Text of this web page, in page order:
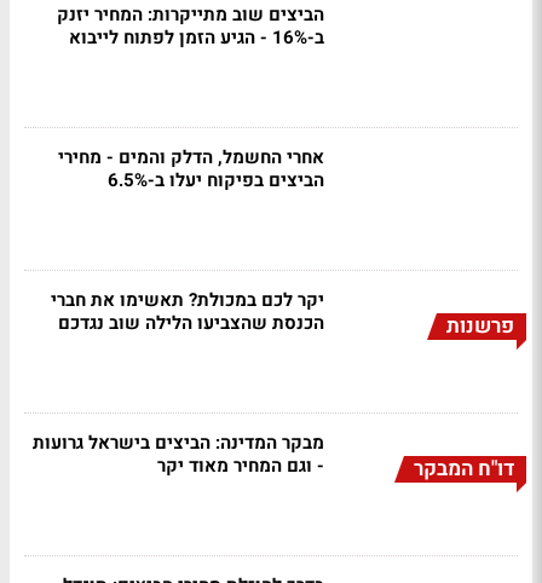
הביצים שוב מתייקרות: המחיר יזנק
ב-16% - הגיע הזמן לפתוח לייבוא
אחרי החשמל, הדלק והמים - מחירי
הביצים בפיקוח יעלו ב-6.5%
פרשנות
יקר לכם במכולת? תאשימו את חברי
הכנסת שהצביעו הלילה שוב נגדכם
דו"ח המבקר
מבקר המדינה: הביצים בישראל גרועות
- וגם המחיר מאוד יקר